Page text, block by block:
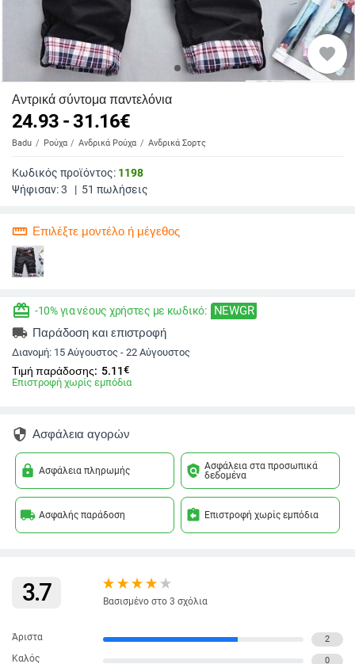
favorite
Αντρικά σύντομα παντελόνια
24.93 - 31.16€
Badu Ρούχα Ανδρικά Ρούχα Ανδρικά Σορτς
Κωδικός προϊόντος: 1198
Ψήφισαν:3 | 51 πωλήσεις
straighten Επιλέξτε μοντέλο ή μέγεθος
redeem -10% για νέους χρήστες με κωδικό: NEWGR
local_shipping Παράδοση και επιστροφή
Διανομή: 15 Αύγουστος - 22 Αύγουστος
Τιμή παράδοσης: 5.11€
Επιστροφή χωρίς εμπόδια
security Ασφάλεια αγορών
lock Ασφάλεια πληρωμής policy Ασφάλεια στα προσωπικά
δεδομένα
local_shipping Ασφαλής παράδοση assignment_return Επιστροφή χωρίς εμπόδια
3.7 Βασισμένο στο 3 σχόλια
Άριστα 2
Καλός 0